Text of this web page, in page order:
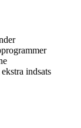
indsats